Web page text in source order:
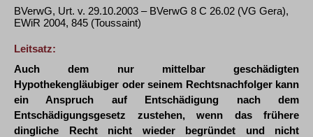
BVerwG, Urt. v. 29.10.2003 – BVerwG 8 C 26.02 (VG Gera),
EWiR 2004, 845 (Toussaint)
Leitsatz:
Auch dem nur mittelbar geschädigten
Hypothekengläubiger oder seinem Rechtsnachfolger kann
ein Anspruch auf Entschädigung nach dem
Entschädigungsgesetz zustehen, wenn das frühere
dingliche Recht nicht wieder begründet und nicht